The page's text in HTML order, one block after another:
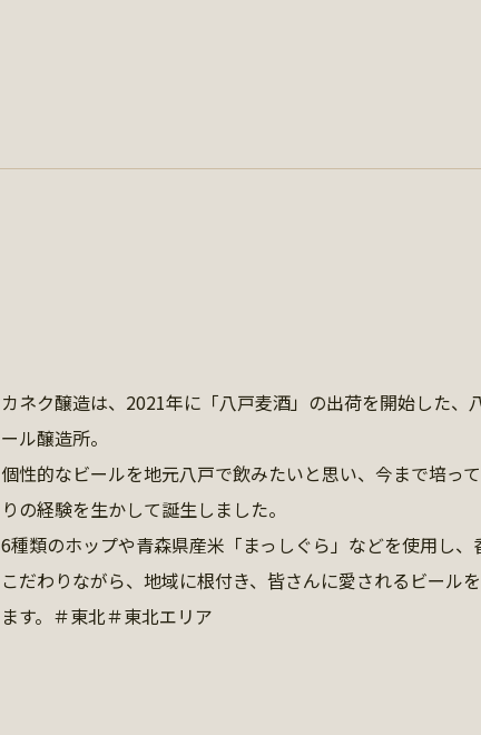
カネク醸造は、2021年に「八戸麦酒」の出荷を開始した、
ール醸造所。
個性的なビールを地元八戸で飲みたいと思い、今まで培っ
りの経験を生かして誕生しました。
6種類のホップや青森県産米「まっしぐら」などを使用し、
こだわりながら、地域に根付き、皆さんに愛されるビール
ます。＃東北＃東北エリア